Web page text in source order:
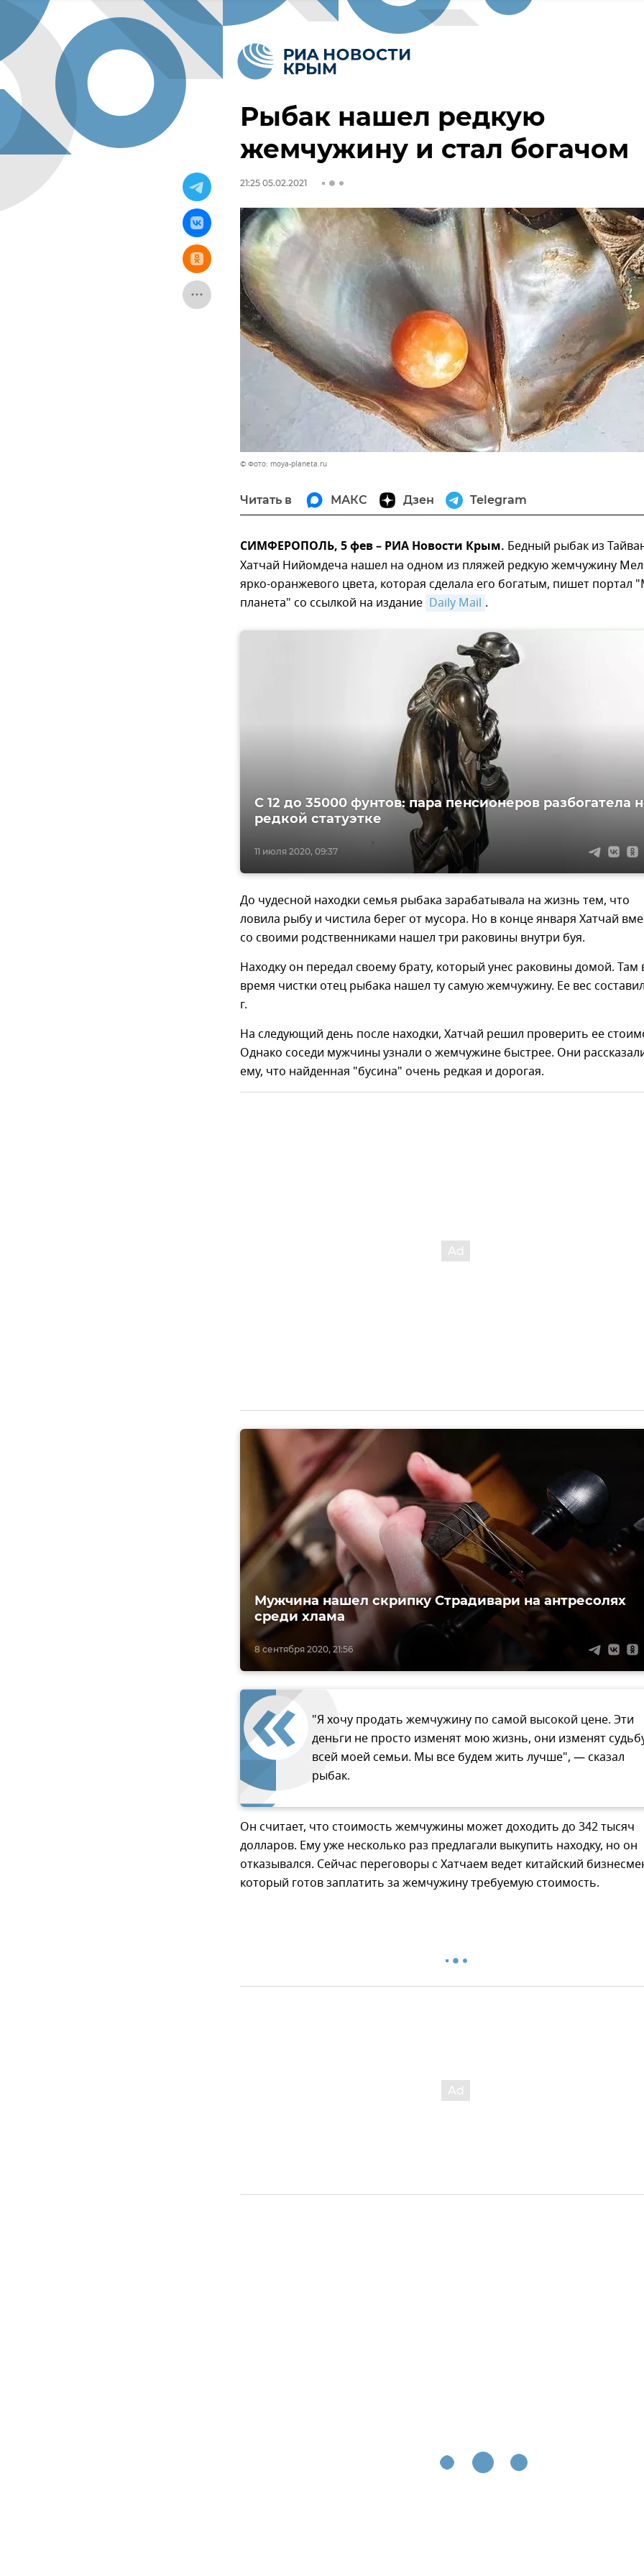
Рыбак нашел редкую
жемчужину и стал богачом
21:25 05.02.2021
© Фото: moya-planeta.ru
Читать в МАКС Дзен Telegram
СИМФЕРОПОЛЬ, 5 фев – РИА Новости Крым. Бедный рыбак из
Хатчай Нийомдеча нашел на одном из пляжей редкую жемчужину
ярко-оранжевого цвета, которая сделала его богатым, пишет портал
планета" со ссылкой на издание Daily Mail .
11 июля 2020, 09:37
С 12 до 35000 фунтов: пара пенсионеров разбогатела
редкой статуэтке
До чудесной находки семья рыбака зарабатывала на жизнь тем, что
ловила рыбу и чистила берег от мусора. Но в конце января Хатчай
со своими родственниками нашел три раковины внутри буя.
Находку он передал своему брату, который унес раковины домой. Там
время чистки отец рыбака нашел ту самую жемчужину. Ее вес
г.
На следующий день после находки, Хатчай решил проверить ее
Однако соседи мужчины узнали о жемчужине быстрее. Они
ему, что найденная "бусина" очень редкая и дорогая.
8 сентября 2020, 21:56
Мужчина нашел скрипку Страдивари на антресолях
среди хлама
"Я хочу продать жемчужину по самой высокой цене. Эти
деньги не просто изменят мою жизнь, они изменят
всей моей семьи. Мы все будем жить лучше", — сказал
рыбак.
Он считает, что стоимость жемчужины может доходить до 342 тысяч
долларов. Ему уже несколько раз предлагали выкупить находку, но он
отказывался. Сейчас переговоры с Хатчаем ведет китайский
который готов заплатить за жемчужину требуемую стоимость.